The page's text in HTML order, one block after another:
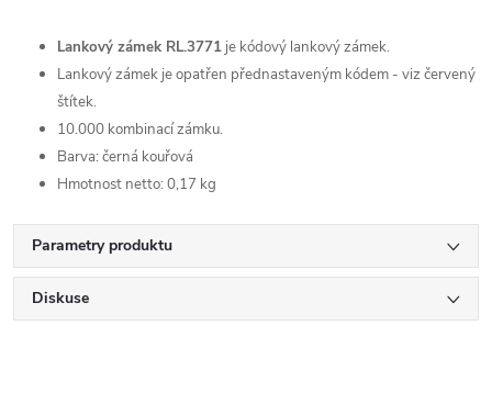
Lankový zámek RL.3771 je kódový lankový zámek.
Lankový zámek je opatřen přednastaveným kódem - viz červený
štítek.
10.000 kombinací zámku.
Barva: černá kouřová
Hmotnost netto: 0,17 kg
Parametry produktu
Diskuse